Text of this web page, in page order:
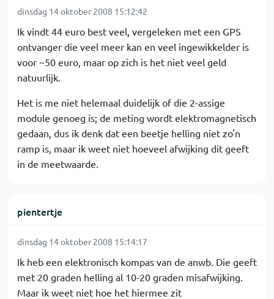
dinsdag 14 oktober 2008 15:12:42
Ik vindt 44 euro best veel, vergeleken met een GPS
ontvanger die veel meer kan en veel ingewikkelder is
voor ~50 euro, maar op zich is het niet veel geld
natuurlijk.
Het is me niet helemaal duidelijk of die 2-assige
module genoeg is; de meting wordt elektromagnetisch
gedaan, dus ik denk dat een beetje helling niet zo'n
ramp is, maar ik weet niet hoeveel afwijking dit geeft
in de meetwaarde.
pientertje
dinsdag 14 oktober 2008 15:14:17
Ik heb een elektronisch kompas van de anwb. Die geeft
met 20 graden helling al 10-20 graden misafwijking.
Maar ik weet niet hoe het hiermee zit